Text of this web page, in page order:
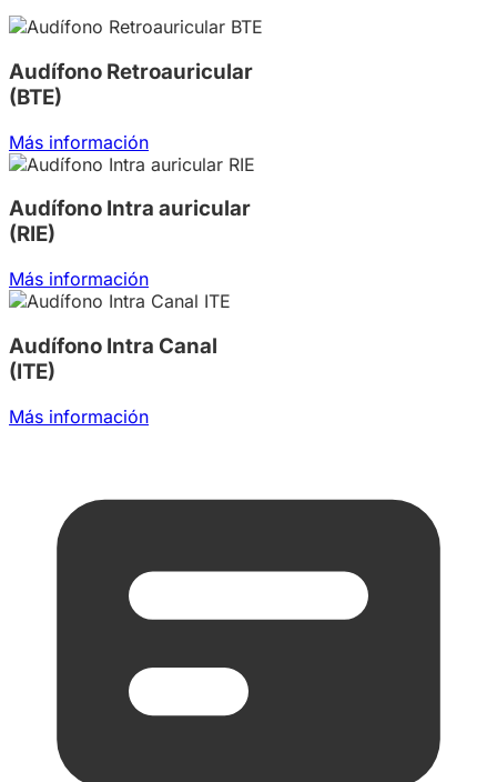
Audífono Retroauricular
(BTE)
Más información
Audífono Intra auricular
(RIE)
Más información
Audífono Intra Canal
(ITE)
Más información